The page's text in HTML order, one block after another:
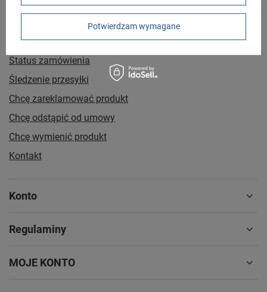
Zamówienia
Status zamówienia
Śledzenie przesyłki
Chcę zareklamować produkt
Chcę odstąpić od umowy
Chcę wymienić produkt
Kontakt
Konto
Regulaminy
MOJE KONTO
Potwierdzam wymagane